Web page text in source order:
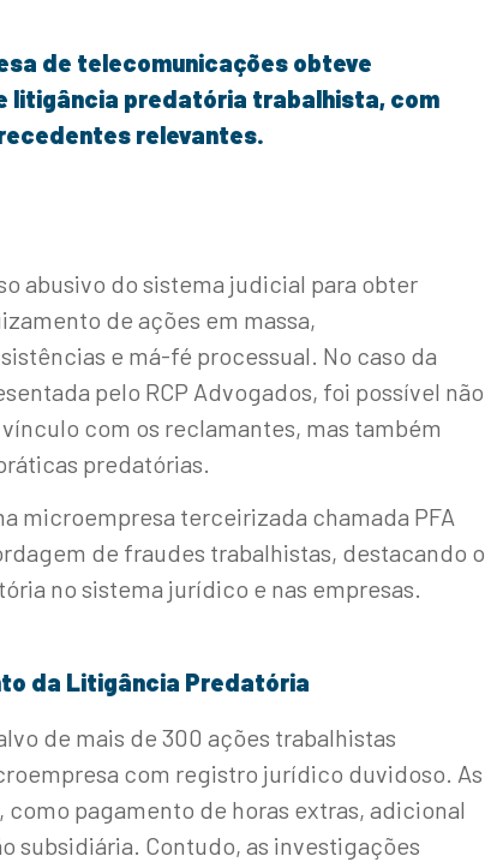
de telecomunicações obteve
litigância predatória trabalhista, com
relevantes.
abusivo do sistema judicial para obter
de ações em massa,
e má-fé processual. No caso da
pelo RCP Advogados, foi possível não
com os reclamantes, mas também
predatórias.
microempresa terceirizada chamada PFA
de fraudes trabalhistas, destacando o
no sistema jurídico e nas empresas.
da Litigância Predatória
de mais de 300 ações trabalhistas
com registro jurídico duvidoso. As
pagamento de horas extras, adicional
subsidiária. Contudo, as investigações